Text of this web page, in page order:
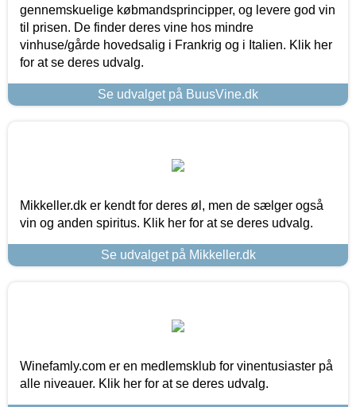
gennemskuelige købmandsprincipper, og levere god vin
til prisen. De finder deres vine hos mindre
vinhuse/gårde hovedsalig i Frankrig og i Italien. Klik her
for at se deres udvalg.
Se udvalget på BuusVine.dk
Mikkeller.dk er kendt for deres øl, men de sælger også
vin og anden spiritus. Klik her for at se deres udvalg.
Se udvalget på Mikkeller.dk
Winefamly.com er en medlemsklub for vinentusiaster på
alle niveauer. Klik her for at se deres udvalg.